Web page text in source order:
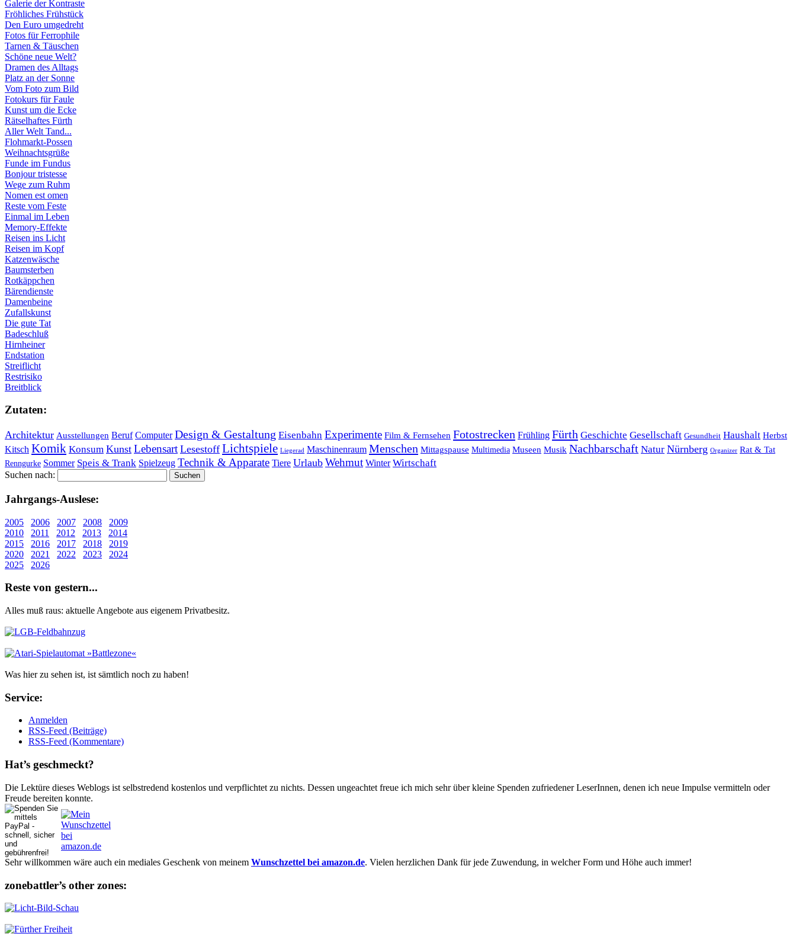
Galerie der Kontraste
Fröhliches Frühstück
Den Euro umgedreht
Fotos für Ferrophile
Tarnen & Täuschen
Schöne neue Welt?
Dramen des Alltags
Platz an der Sonne
Vom Foto zum Bild
Fotokurs für Faule
Kunst um die Ecke
Rätselhaftes Fürth
Aller Welt Tand...
Flohmarkt-Possen
Weihnachtsgrüße
Funde im Fundus
Bonjour tristesse
Wege zum Ruhm
Nomen est omen
Reste vom Feste
Einmal im Leben
Memory-Effekte
Reisen ins Licht
Reisen im Kopf
Katzenwäsche
Baumsterben
Rotkäppchen
Bärendienste
Damenbeine
Zufallskunst
Die gute Tat
Badeschluß
Hirnheiner
Endstation
Streiflicht
Restrisiko
Breitblick
Zu­ta­ten:
Architektur Ausstellungen Beruf Computer Design & Gestaltung Eisenbahn Experimente Film & Fernsehen Fotostrecken Frühling Fürth Geschichte Gesellschaft Gesundheit Haushalt Herbst
Kitsch Komik Konsum Kunst Lebensart Lesestoff Lichtspiele Liegerad Maschinenraum Menschen Mittagspause Multimedia Museen Musik Nachbarschaft Natur Nürnberg Organizer Rat & Tat
Renngurke Sommer Speis & Trank Spielzeug Technik & Apparate Tiere Urlaub Wehmut Winter Wirtschaft
Suchen nach:
Jahr­gangs-Aus­le­se:
2005 2006 2007 2008
2009
2010
2011 2012 2013
2014
2015
2016 2017 2018
2019
2020
2021 2022 2023
2024
2025
2026
Re­ste von ge­stern...
Alles muß raus: aktuelle An­ge­bo­te aus eigenem Privatbesitz.
Was hier zu sehen ist, ist sämt­lich noch zu haben!
Ser­vice:
Anmelden
RSS-Feed (Beiträge)
RSS-Feed (Kommentare)
Hat’s ge­schmeckt?
Die Lektüre dieses Weblogs ist selbstredend kostenlos und ver­pflich­tet zu nichts. Dessen un­ge­achtet freue ich mich sehr über kleine Spenden zufriedener Le­serInnen, denen ich neue Im­pul­se vermitteln oder
Freude bereiten konnte.
Sehr willkommen wäre auch ein mediales Geschenk von meinem Wunschzettel bei amazon.de. Vielen herzlichen Dank für jede Zuwendung, in welcher Form und Höhe auch immer!
zonebattler’s other zo­nes: